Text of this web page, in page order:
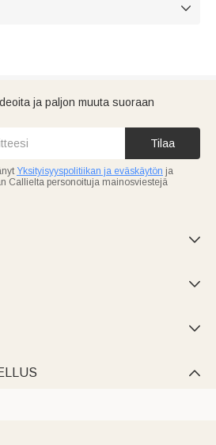

ja paljon muuta suoraan
Tilaa
Yksityisyyspolitiikan ja eväskäytön ja
Callielta personoituja mainosviestejä



